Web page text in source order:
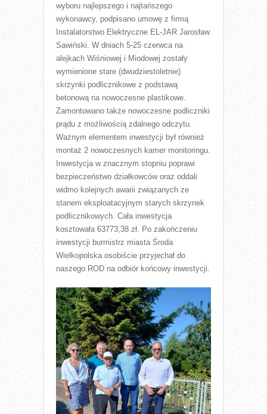
wyboru najlepszego i najtańszego
wykonawcy, podpisano umowę z firmą
Instalatorstwo Elektryczne EL-JAR Jarosław
Sawiński. W dniach 5-25 czerwca na
alejkach Wiśniowej i Miodowej zostały
wymienione stare (dwudziestoletnie)
skrzynki podlicznikowe z podstawą
betonową na nowoczesne plastikowe.
Zamontowano także nowoczesne podliczniki
prądu z możliwością zdalnego odczytu.
Ważnym elementem inwestycji był również
montaż 2 nowoczesnych kamer monitoringu.
Inwestycja w znacznym stopniu poprawi
bezpieczeństwo działkowców oraz oddali
widmo kolejnych awarii związanych ze
stanem eksploatacyjnym starych skrzynek
podlicznikowych. Cała inwestycja
kosztowała 63773,38 zł. Po zakończeniu
inwestycji burmistrz miasta Środa
Wielkopolska osobiście przyjechał do
naszego ROD na odbiór końcowy inwestycji.